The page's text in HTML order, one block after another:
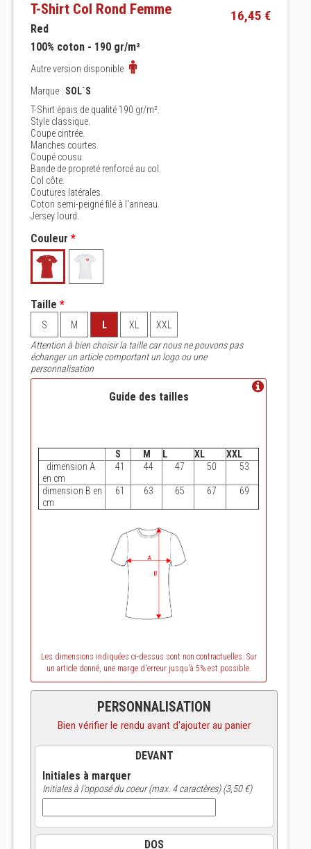
T-Shirt Col Rond Femme 16,45 €
Red
100% coton - 190 gr/m²
Autre version disponible
Marque : SOL´S
T-Shirt épais de qualité 190 gr/m².
Style classique.
Coupe cintrée.
Manches courtes.
Coupé cousu.
Bande de propreté renforcé au col.
Col côte.
Coutures latérales.
Coton semi-peigné filé à l'anneau.
Jersey lourd.
Couleur *
Taille *
S M L XL
XXL
Attention à bien choisir la taille car nous ne pouvons pas
échanger un article comportant un logo ou une
personnalisation
Guide des tailles
S M L XL
XXL
dimension A
en cm
41 44 47 50 53
dimension B en
cm
61 63 65 67 69
Les dimensions indiquées ci-dessus sont non contractuelles. Sur
un article donné, une marge d'erreur jusqu'à 5% est possible.
PERSONNALISATION
Bien vérifier le rendu avant d'ajouter au panier
DEVANT
Initiales à marquer
Initiales à l'opposé du coeur (max. 4 caractères) (3,50 €)
DOS